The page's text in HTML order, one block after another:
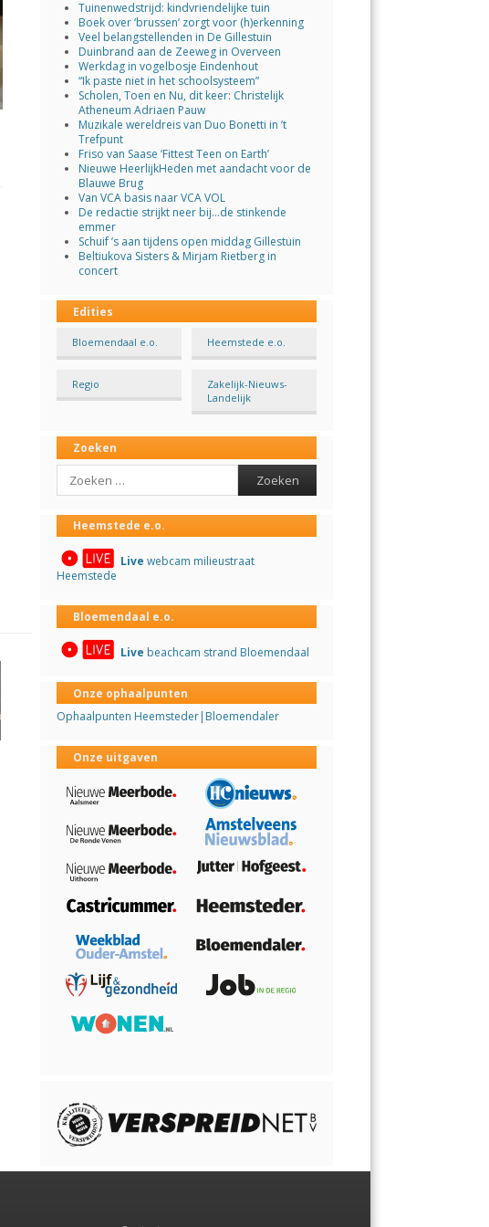
Tuinenwedstrijd: kindvriendelijke tuin
Boek over ‘brussen’ zorgt voor (h)erkenning
Veel belangstellenden in De Gillestuin
Duinbrand aan de Zeeweg in Overveen
Werkdag in vogelbosje Eindenhout
“Ik paste niet in het schoolsysteem”
Scholen, Toen en Nu, dit keer: Christelijk
Atheneum Adriaen Pauw
Muzikale wereldreis van Duo Bonetti in ’t
Trefpunt
Friso van Saase ‘Fittest Teen on Earth’
Nieuwe HeerlijkHeden met aandacht voor de
Blauwe Brug
Van VCA basis naar VCA VOL
De redactie strijkt neer bij…de stinkende
emmer
Schuif ’s aan tijdens open middag Gillestuin
Beltiukova Sisters & Mirjam Rietberg in
concert
Edities
Bloemendaal e.o. Heemstede e.o.
Regio
Zakelijk-Nieuws-
Landelijk
Zoeken
Search
Heemstede e.o.
Live webcam milieustraat
Heemstede
Bloemendaal e.o.
Live beachcam strand Bloemendaal
Onze ophaalpunten
Ophaalpunten Heemsteder|Bloemendaler
Onze uitgaven